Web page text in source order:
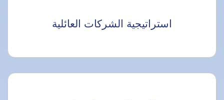
استراتيجية الشركات العائلية